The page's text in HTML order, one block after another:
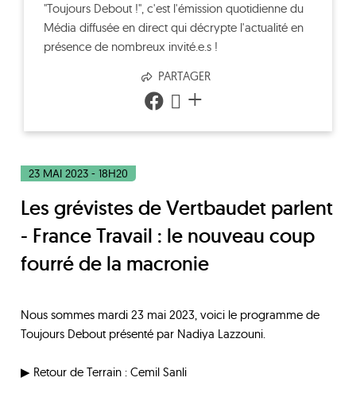
"Toujours Debout !", c'est l'émission quotidienne du
Média diffusée en direct qui décrypte l'actualité en
présence de nombreux invité.e.s !
PARTAGER
+
23 MAI 2023 - 18H20
Les grévistes de Vertbaudet parlent
- France Travail : le nouveau coup
fourré de la macronie
Nous sommes mardi 23 mai 2023, voici le programme de
Toujours Debout présenté par Nadiya Lazzouni.
▶ Retour de Terrain : Cemil Sanli